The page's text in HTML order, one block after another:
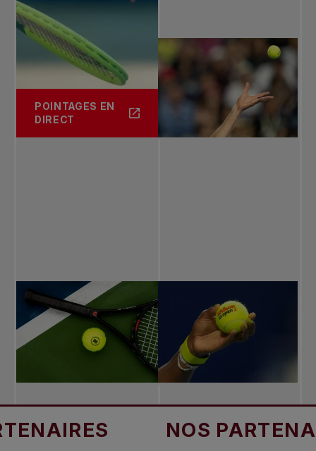
POINTAGES EN
DIRECT
NOS PARTENAIRES